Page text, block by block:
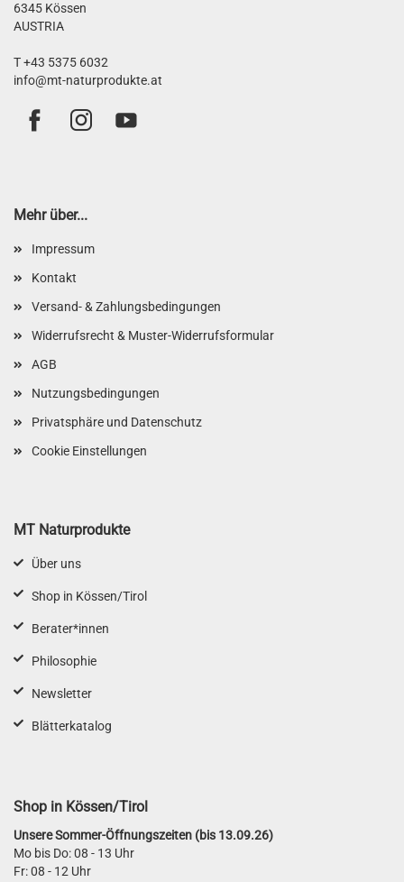
6345 Kössen
AUSTRIA
T +43 5375 6032
info@mt-naturprodukte.at
Mehr über...
Impressum
Kontakt
Versand- & Zahlungsbedingungen
Widerrufsrecht & Muster-Widerrufsformular
AGB
Nutzungsbedingungen
Privatsphäre und Datenschutz
Cookie Einstellungen
MT Naturprodukte
Über uns
Shop in Kössen/Tirol
Berater*innen
Philosophie
Newsletter
Blätterkatalog
Shop in Kössen/Tirol
Unsere Sommer-Öffnungszeiten (bis 13.09.26)
Mo bis Do: 08 - 13 Uhr
Fr: 08 - 12 Uhr